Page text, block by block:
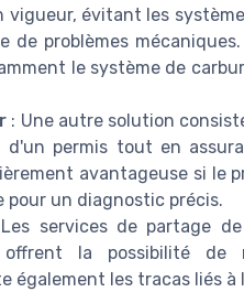
évitant les
de problèmes
le système de
: Une autre solution
d'un permis tout en
avantageuse si le
un diagnostic précis.
services de partage
offrent la possibilité
également les tracas liés à